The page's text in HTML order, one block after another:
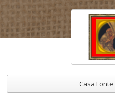
Casa Fonte